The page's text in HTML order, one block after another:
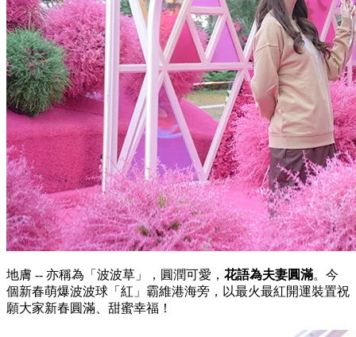
地膚 -- 亦稱為「波波草」，圓潤可愛， 花語為夫妻圓滿。今
個新春萌爆波波球「紅」霸維港海旁，以最火最紅開運裝置祝
願大家新春圓滿、甜蜜幸福！